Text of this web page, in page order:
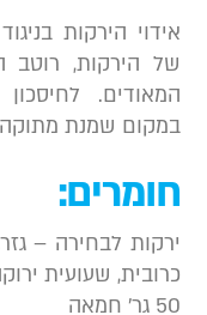
הירקות בניגוד
הירקות, רוטב
לחיסכון
שמנת מתוקה. או
לבחירה – גזר,
שעועית ירוקה,